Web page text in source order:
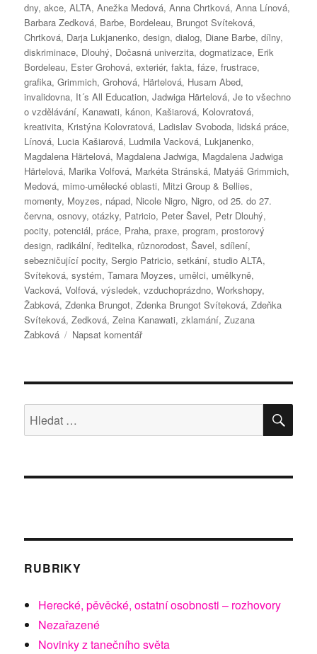
dny,akce,ALTA,Anežka Medová,Anna Chrtková,Anna Línová,
Barbara Zedková, Barbe, Bordeleau, Brungot Svíteková,
Chrtková, Darja Lukjanenko,design,dialog, Diane Barbe,dílny,
diskriminace, Dlouhý, Dočasná univerzita,dogmatizace, Erik
Bordeleau, Ester Grohová,exteriér,fakta,fáze,frustrace,
grafika,Grimmich,Grohová, Härtelová, Husam Abed,
invalidovna, It´s All Education,Jadwiga Härtelová,Je to všechno
o vzdělávání, Kanawati,kánon, Kašiarová, Kolovratová,
kreativita, Kristýna Kolovratová, Ladislav Svoboda, lidská práce,
Línová, Lucia Kašiarová, Ludmila Vacková, Lukjanenko,
Magdalena Härtelová, Magdalena Jadwiga, Magdalena Jadwiga
Härtelová, Marika Volfová, Markéta Stránská, Matyáš Grimmich,
Medová, mimo-umělecké oblasti, Mitzi Group & Bellies,
momenty, Moyzes, nápad, Nicole Nigro, Nigro,od 25. do 27.
června,osnovy,otázky, Patricio, Peter Šavel, Petr Dlouhý,
pocity,potenciál,práce, Praha,praxe,program,prostorový
design, radikální,ředitelka, různorodost,Šavel,sdílení,
sebezničující pocity,Sergio Patricio,setkání,studio ALTA,
Svíteková,systém,Tamara Moyzes, umělci, umělkyně,
Vacková,Volfová,výsledek,vzduchoprázdno,Workshopy,
Žabková,Zdenka Brungot,Zdenka Brungot Svíteková,Zdeňka
Svíteková,Zedková,Zeina Kanawati,zklamání,Zuzana
Žabková
Napsat komentářpro
názvem
univerzity“
Studiu
Hledat:
RUBRIKY
Herecké, pěvěcké, ostatní osobnosti – rozhovory
Nezařazené
Novinky z tanečního světa